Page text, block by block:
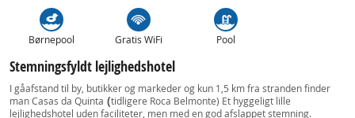
Børnepool Gratis WiFi Pool
Stemningsfyldt lejlighedshotel
I gåafstand til by, butikker og markeder og kun 1,5 km fra stranden finder
man Casas da Quinta (tidligere Roca Belmonte) Et hyggeligt lille
lejlighedshotel uden faciliteter, men med en god afslappet stemning.